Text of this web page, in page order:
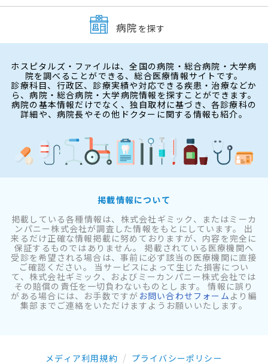
病院 を探す
ホスピタルズ・ファイルは、全国の病院・総合病院・大学病
院を調べることができる、総合医療情報サイトです。
診療科目、行政区、診療実績や対応できる疾患・治療などか
ら、病院・総合病院・大学病院情報を探すことができます。
病院の基本情報だけでなく、独自取材に基づき、各診療科の
詳細や、病院長やその他ドクターに関する情報も紹介。
掲載情報について
掲載している各種情報は、株式会社ギミック、またはミーカ
ンパニー株式会社が調査した情報をもとにしています。 出
来るだけ正確な情報掲載に努めておりますが、内容を完全に
保証するものではありません。 掲載されている医療機関へ
受診を希望される場合は、事前に必ず該当の医療機関に直接
ご確認ください。 当サービスによって生じた損害につい
て、株式会社ギミック、およびミーカンパニー株式会社では
その賠償の責任を一切負わないものとします。 情報に誤り
がある場合には、お手数ですが お問い合わせフォーム より編
集部までご連絡をいただけますようお願いいたします。
メディア利用規約 プライバシーポリシー